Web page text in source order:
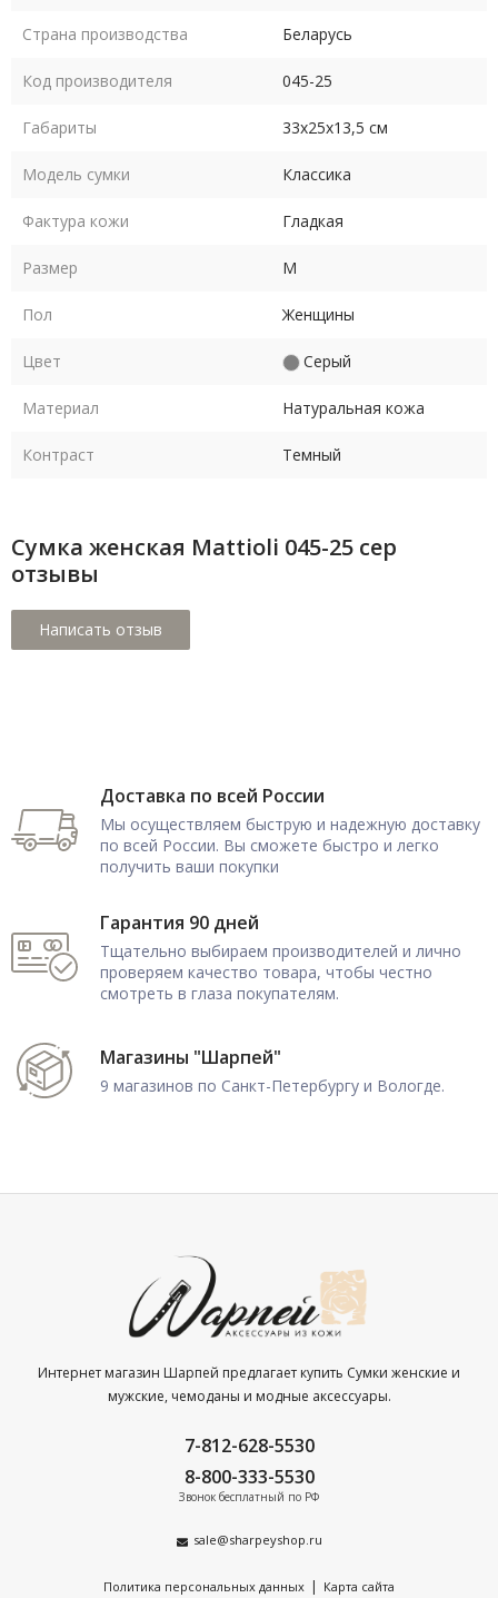
Страна производства Беларусь
Код производителя 045-25
Габариты 33х25х13,5 см
Модель сумки Классика
Фактура кожи Гладкая
Размер M
Пол Женщины
Цвет Серый
Материал Натуральная кожа
Контраст Темный
Сумка женская Mattioli 045-25 сер
отзывы
Доставка по всей России
Мы осуществляем быструю и надежную доставку
по всей России. Вы сможете быстро и легко
получить ваши покупки
Гарантия 90 дней
Тщательно выбираем производителей и лично
проверяем качество товара, чтобы честно
смотреть в глаза покупателям.
Магазины "Шарпей"
9 магазинов по Санкт-Петербургу и Вологде.
Интернет магазин Шарпей предлагает купить Сумки женские и
мужские, чемоданы и модные аксессуары.
7-812-628-5530
8-800-333-5530
Звонок бесплатный по РФ
sale@sharpeyshop.ru
Политика персональных данных | Карта сайта